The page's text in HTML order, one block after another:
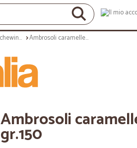
Caramelle e chewing gum Ambrosoli caramelle fior anice - gr.150
Ambrosoli
gr.150